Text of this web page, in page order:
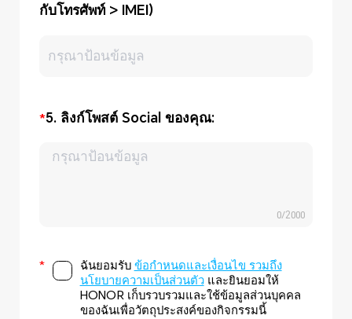
กับโทรศัพท์ > IMEI)
5. ลิงก์โพสต์ Social ของคุณ:
0/2000
ฉันยอมรับ ข้อกำหนดและเงื่อนไข รวมถึง
นโยบายความเป็นส่วนตัวและยินยอมให้
HONOR เก็บรวบรวมและใช้ข้อมูลส่วนบุคคล
ของฉันเพื่อวัตถุประสงค์ของกิจกรรมนี้